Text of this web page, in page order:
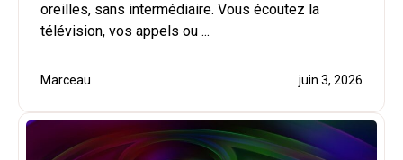
oreilles, sans intermédiaire. Vous écoutez la
télévision, vos appels ou ...
Marceau juin 3, 2026